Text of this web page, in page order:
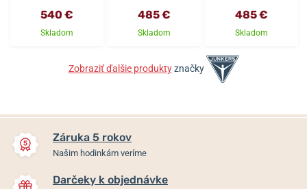
540 €
Skladom
485 €
Skladom
485 €
Skladom
Zobraziť ďalšie produktyznačky
Záruka 5 rokov
Našim hodinkám veríme
Darčeky k objednávke